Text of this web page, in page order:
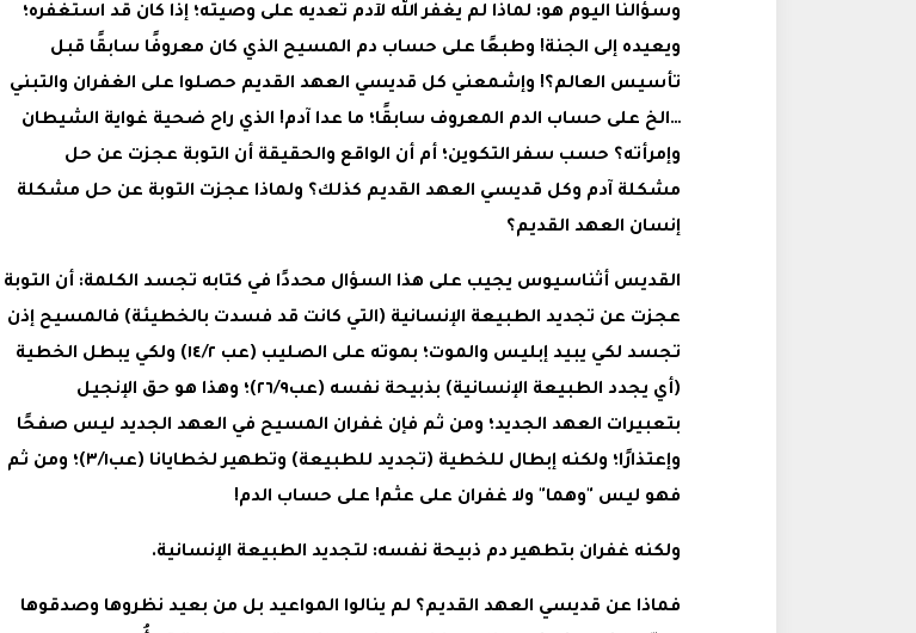
وسؤالنا اليوم هو: لماذا لم يغفر الله لآدم تعديه على وصيته؛ إذا كان قد استغفره؛
ويعيده إلى الجنة! وطبعًا على حساب دم المسيح الذي كان معروفًا سابقًا قبل
تأسيس العالم؟! وإشمعني كل قديسي العهد القديم حصلوا على الغفران والتبني
…الخ على حساب الدم المعروف سابقًا؛ ما عدا آدم! الذي راح ضحية غواية الشيطان
وإمرأته؟ حسب سفر التكوين؛ أم أن الواقع والحقيقة أن التوبة عجزت عن حل
مشكلة آدم وكل قديسي العهد القديم كذلك؟ ولماذا عجزت التوبة عن حل مشكلة
إنسان العهد القديم؟
القديس أثناسيوس يجيب على هذا السؤال محددًا في كتابه تجسد الكلمة: أن التوبة
عجزت عن تجديد الطبيعة الإنسانية (التي كانت قد فسدت بالخطيئة) فالمسيح إذن
تجسد لكي يبيد إبليس والموت؛ بموته على الصليب (عب ١٤/٢) ولكي يبطل الخطية
(أي يجدد الطبيعة الإنسانية) بذبيحة نفسه (عب٢٦/٩)؛ وهذا هو حق الإنجيل
بتعبيرات العهد الجديد؛ ومن ثم فإن غفران المسيح في العهد الجديد ليس صفحًا
وإعتذارًا؛ ولكنه إبطال للخطية (تجديد للطبيعة) وتطهير لخطايانا (عب٣/١)؛ ومن ثم
فهو ليس "وهما" ولا غفران على عثم! على حساب الدم!
ولكنه غفران بتطهير دم ذبيحة نفسه: لتجديد الطبيعة الإنسانية.
فماذا عن قديسي العهد القديم؟ لم ينالوا المواعيد بل من بعيد نظروها وصدقوها